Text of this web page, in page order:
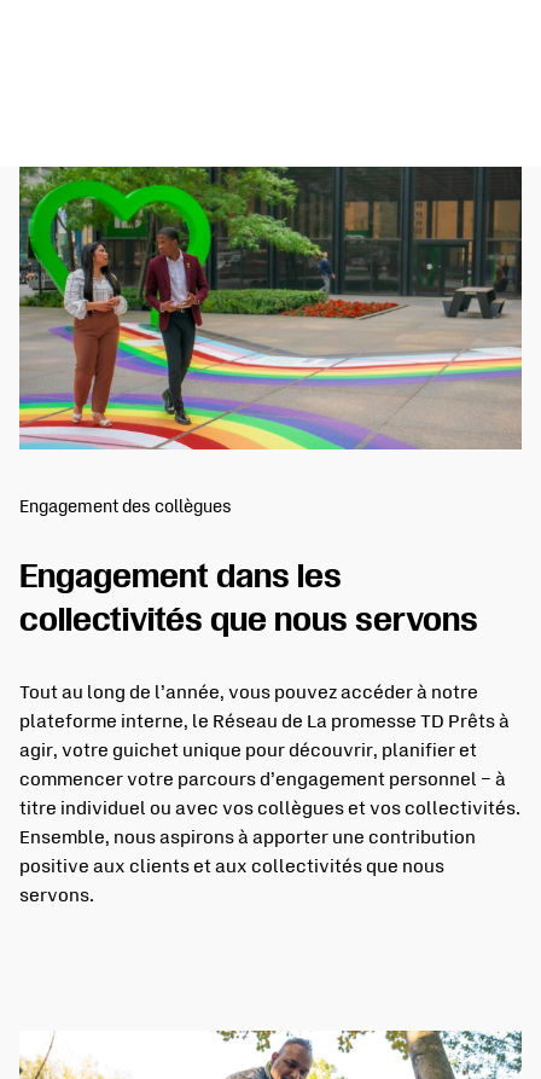
Engagement des collègues
Engagement dans les
collectivités que nous servons
Tout au long de l’année, vous pouvez accéder à notre
plateforme interne, le Réseau de La promesse TD Prêts à
agir, votre guichet unique pour découvrir, planifier et
commencer votre parcours d’engagement personnel – à
titre individuel ou avec vos collègues et vos collectivités.
Ensemble, nous aspirons à apporter une contribution
positive aux clients et aux collectivités que nous
servons.